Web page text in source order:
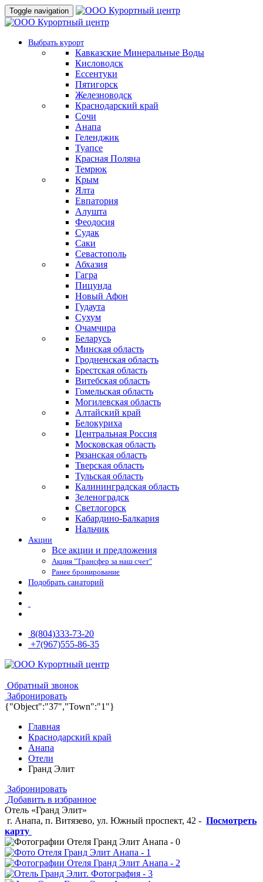
Toggle navigation
Выбрать курорт
Кавказские Минеральные Воды
Кисловодск
Ессентуки
Пятигорск
Железноводск
Краснодарский край
Сочи
Анапа
Геленджик
Туапсе
Красная Поляна
Темрюк
Крым
Ялта
Евпатория
Алушта
Феодосия
Судак
Саки
Севастополь
Абхазия
Гагра
Пицунда
Новый Афон
Гудаута
Сухум
Очамчира
Беларусь
Минская область
Гродненская область
Брестская область
Витебская область
Гомельская область
Могилевская область
Алтайский край
Белокуриха
Центральная Россия
Московская область
Рязанская область
Тверская область
Тульская область
Калининградская область
Зеленоградск
Светлогорск
Кабардино-Балкария
Нальчик
Акции
Все акции и предложения
Акция "Трансфер за наш счет"
Ранее бронирование
Подобрать санаторий
8(804)333-73-20
+7(967)555-86-35
Обратный звонок
Забронировать
{"Object":"37","Town":"1"}
Главная
Краснодарский край
Анапа
Отели
Гранд Элит
Забронировать
Добавить в избранное
Отель «Гранд Элит»
г. Анапа, п. Витязево, ул. Южный проспект, 42 - Посмотреть
карту